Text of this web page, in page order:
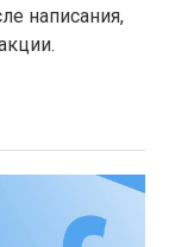
написания,